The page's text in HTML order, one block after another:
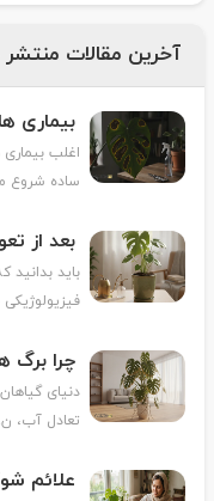
آخرین مقالات
اغلب
ساده شروع
بعد از
باید
دنیای
تعادل آب،